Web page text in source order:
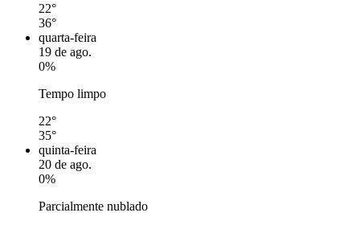
22°
36°
quarta-feira
19 de ago.
0%
Tempo limpo
22°
35°
quinta-feira
20 de ago.
0%
Parcialmente nublado